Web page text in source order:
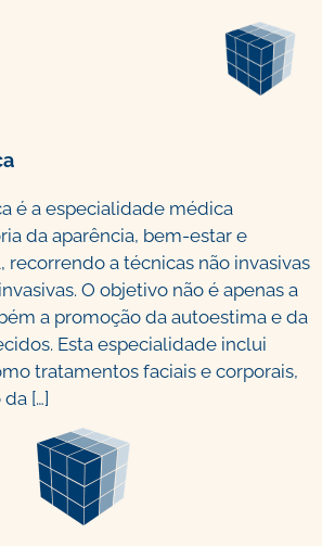
é a especialidade médica
da aparência, bem-estar e
recorrendo a técnicas não invasivas
O objetivo não é apenas a
a promoção da autoestima e da
Esta especialidade inclui
tratamentos faciais e corporais,
[…]